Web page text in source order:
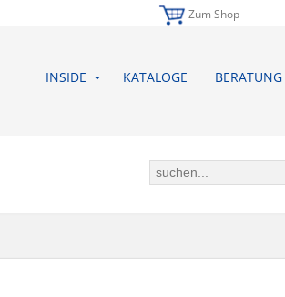
Zum Shop
INSIDE KATALOGE BERATUNG